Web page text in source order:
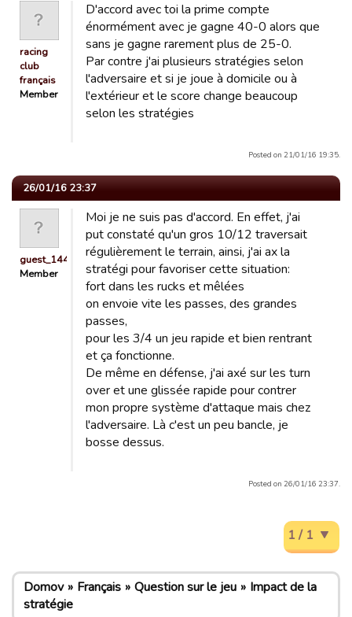
racing
club
français
Member
D'accord avec toi la prime compte
énormément avec je gagne 40-0 alors que
sans je gagne rarement plus de 25-0.
Par contre j'ai plusieurs stratégies selon
l'adversaire et si je joue à domicile ou à
l'extérieur et le score change beaucoup
selon les stratégies
Posted on 21/01/16 19:35.
26/01/16 23:37
guest_1443347265686
Member
Moi je ne suis pas d'accord. En effet, j'ai
put constaté qu'un gros 10/12 traversait
régulièrement le terrain, ainsi, j'ai ax la
stratégi pour favoriser cette situation:
fort dans les rucks et mêlées
on envoie vite les passes, des grandes
passes,
pour les 3/4 un jeu rapide et bien rentrant
et ça fonctionne.
De même en défense, j'ai axé sur les turn
over et une glissée rapide pour contrer
mon propre système d'attaque mais chez
l'adversaire. Là c'est un peu bancle, je
bosse dessus.
Posted on 26/01/16 23:37.
1 / 1
Domov Français Question sur le jeu
Impact de la
stratégie